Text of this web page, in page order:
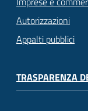
Autorizzazioni
Appalti pubblici
TRASPARENZA